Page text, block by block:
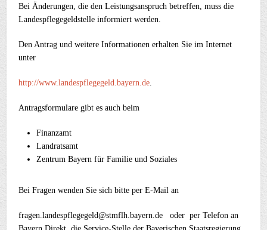
Bei Änderungen, die den Leistungsanspruch betreffen, muss die
Landespflegegeldstelle informiert werden.
Den Antrag und weitere Informationen erhalten Sie im Internet
unter
http://www.landespflegegeld.bayern.de.
Antragsformulare gibt es auch beim
Finanzamt
Landratsamt
Zentrum Bayern für Familie und Soziales
Bei Fragen wenden Sie sich bitte per E-Mail an
fragen.landespflegegeld@stmflh.bayern.de oder per Telefon an